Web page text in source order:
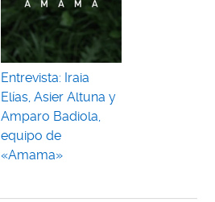
Entrevista: Iraia
Elías, Asier Altuna y
Amparo Badiola,
equipo de
«Amama»